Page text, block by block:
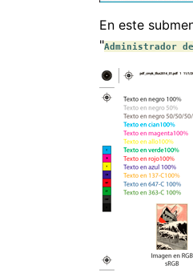
En este
"Administrador